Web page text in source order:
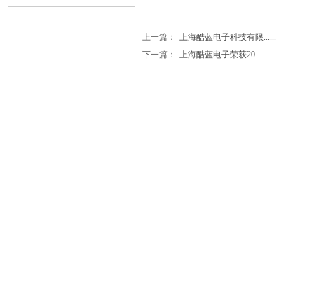
上一篇：
上海酷蓝电子科技有限......
下一篇：
上海酷蓝电子荣获20......